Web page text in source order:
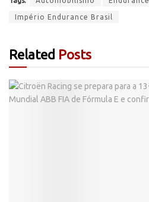
Império Endurance Brasil
Related Posts